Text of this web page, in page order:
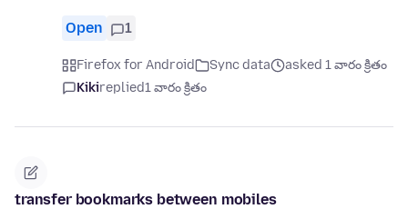
Open 1
Firefox for Android Sync data
asked 1 వారం క్రితం
Kikireplied1 వారం క్రితం
transfer bookmarks between mobiles